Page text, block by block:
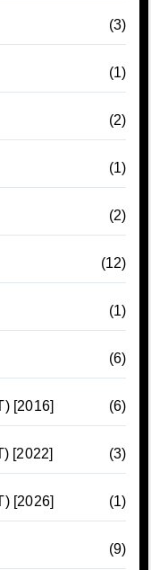
(3)
(1)
(2)
(1)
(2)
(12)
(1)
(6)
[2016] (6)
[2022] (3)
[2026] (1)
(9)